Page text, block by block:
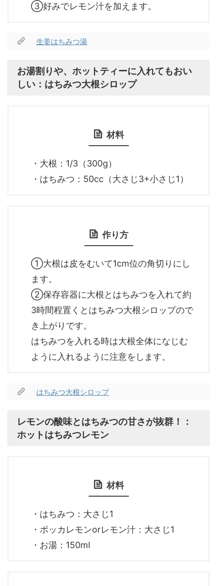
③好みでレモン汁を加えます。
生姜はちみつ湯
お湯割りや、ホットティーに入れてもおい
しい：はちみつ大根シロップ
材料
・大根：1/3（300g）
・はちみつ：50cc（大さじ3+小さじ1）
作り方
①大根は皮をむいて1cm位の角切りにし
ます。
②保存容器に大根とはちみつを入れて約
3時間程置くとはちみつ大根シロップので
き上がりです。
はちみつを入れる時は大根全体になじむ
ように入れるように注意をします。
はちみつ大根シロップ
レモンの酸味とはちみつの甘さが抜群！：
ホットはちみつレモン
材料
・はちみつ：大さじ1
・ポッカレモンorレモン汁：大さじ1
・お湯：150ml